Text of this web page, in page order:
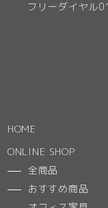
フリーダイヤル
HOME
ONLINE SHOP
全商品
おすすめ商品